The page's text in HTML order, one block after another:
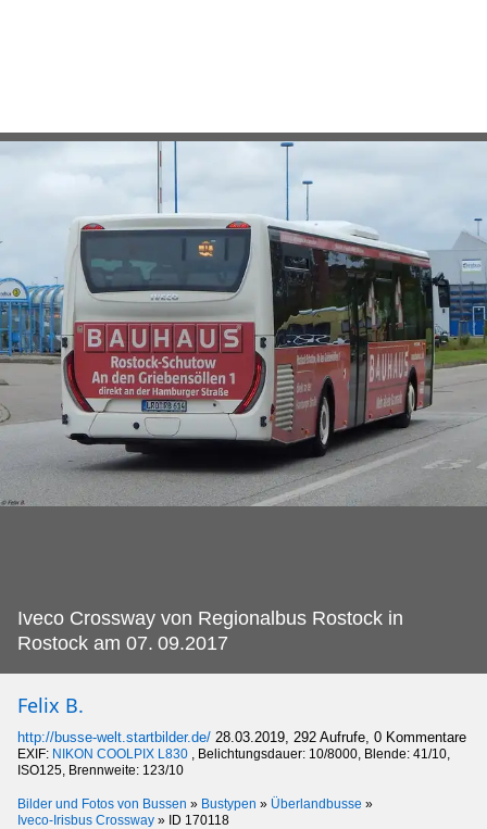
Iveco Crossway von Regionalbus Rostock in
Rostock am 07. 09.2017
Felix B.
http://busse-welt.startbilder.de/ 28.03.2019, 292 Aufrufe, 0 Kommentare
EXIF: NIKON COOLPIX L830 , Belichtungsdauer: 10/8000, Blende: 41/10,
ISO125, Brennweite: 123/10
Bilder und Fotos von Bussen » Bustypen » Überlandbusse »
Iveco-Irisbus Crossway » ID 170118